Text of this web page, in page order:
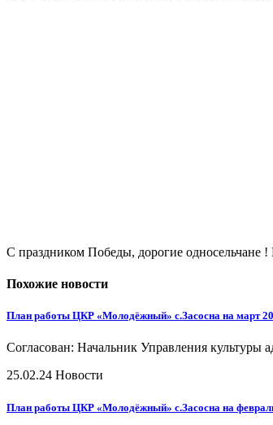
С праздником Победы, дорогие
Похожие новости
План работы ЦКР «Молодёжный» с.Засосна на март
Согласован: Начальник Управления культуры
25.02.24 Новости
План работы ЦКР «Молодёжный» с.Засосна на